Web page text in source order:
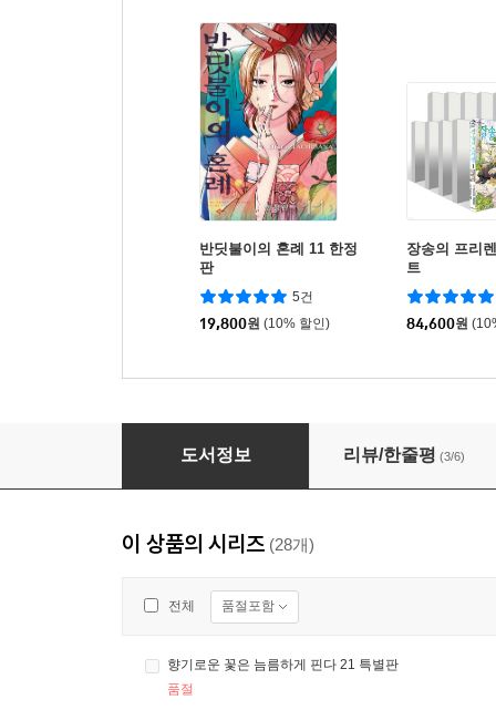
반딧불이의 혼례 11 한정
판
5건
19,800원 (10% 할인)
장송의 프리
트
84,600원
향기로운 꽃은 늠름하게 핀다 19 일반판
도서정보 리뷰/한줄평 (3/6)
이 상품의 시리즈 (28개)
전체 품절포함
향기로운 꽃은 늠름하게 핀다 21 특별판
품절